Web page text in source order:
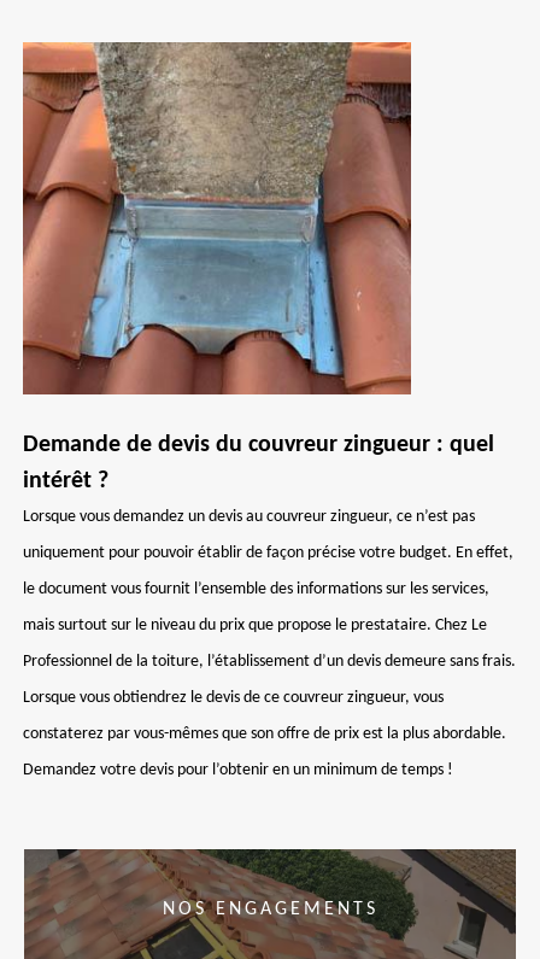
Demande de devis du couvreur zingueur : quel
intérêt ?
Lorsque vous demandez un devis au couvreur zingueur, ce n’est pas
uniquement pour pouvoir établir de façon précise votre budget. En effet,
le document vous fournit l’ensemble des informations sur les services,
mais surtout sur le niveau du prix que propose le prestataire. Chez Le
Professionnel de la toiture, l’établissement d’un devis demeure sans frais.
Lorsque vous obtiendrez le devis de ce couvreur zingueur, vous
constaterez par vous-mêmes que son offre de prix est la plus abordable.
Demandez votre devis pour l’obtenir en un minimum de temps !
NOS ENGAGEMENTS